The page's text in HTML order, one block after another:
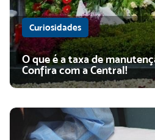
Curiosidades
O que é a taxa de
Confira com a Central!